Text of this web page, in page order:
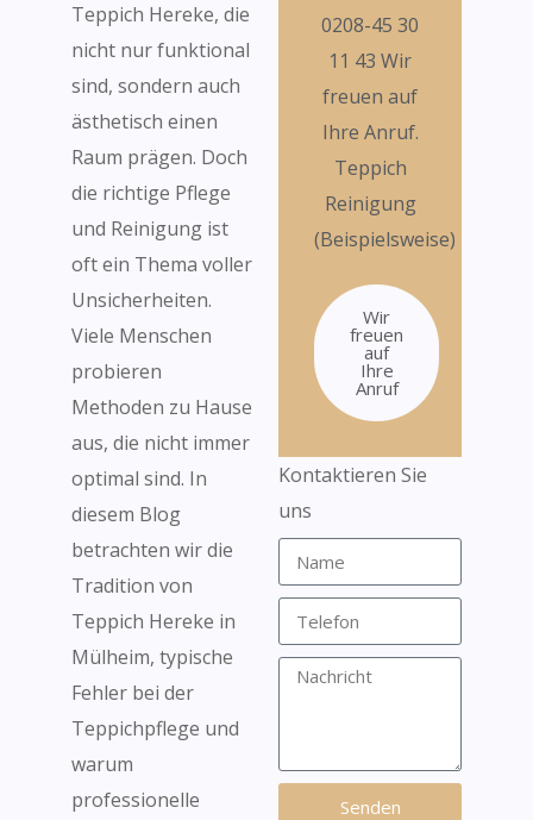
Teppich Hereke, die
nicht nur funktional
sind, sondern auch
ästhetisch einen
Raum prägen. Doch
die richtige Pflege
und Reinigung ist
oft ein Thema voller
Unsicherheiten.
Viele Menschen
probieren
Methoden zu Hause
aus, die nicht immer
optimal sind. In
diesem Blog
betrachten wir die
Tradition von
Teppich Hereke in
Mülheim, typische
Fehler bei der
Teppichpflege und
warum
professionelle
0208-45 30
11 43 Wir
freuen auf
Ihre Anruf.
Teppich
Reinigung
(Beispielsweise)
Wir
freuen
auf
Ihre
Anruf
Kontaktieren Sie
uns
Senden